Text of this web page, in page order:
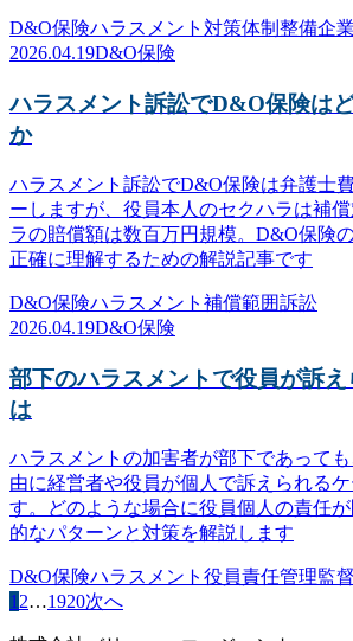
D&O保険ハラスメント対策体制整備企業
2026.04.19D&O保険
ハラスメント訴訟でD&O保険は
か
ハラスメント訴訟でD&O保険は弁護士
ーしますが、役員本人のセクハラは補
ラの賠償額は数百万円規模。D&O保険
正確に理解するための解説記事です
D&O保険ハラスメント 補償範囲訴訟
2026.04.19D&O保険
部下のハラスメントで役員が訴え
は
ハラスメントの加害者が部下であって
由に経営者や役員が個人で訴えられる
す。どのような場合に役員個人の責任
的なパターンと対策を解説します
D&O保険ハラスメント 役員責任管理監督
1 2…1920次へ